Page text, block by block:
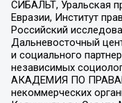
СИБАЛЬТ, Уральская
Евразии, Институт
Российский
Дальневосточный
и социального
независимых
АКАДЕМИЯ ПО
некоммерческих